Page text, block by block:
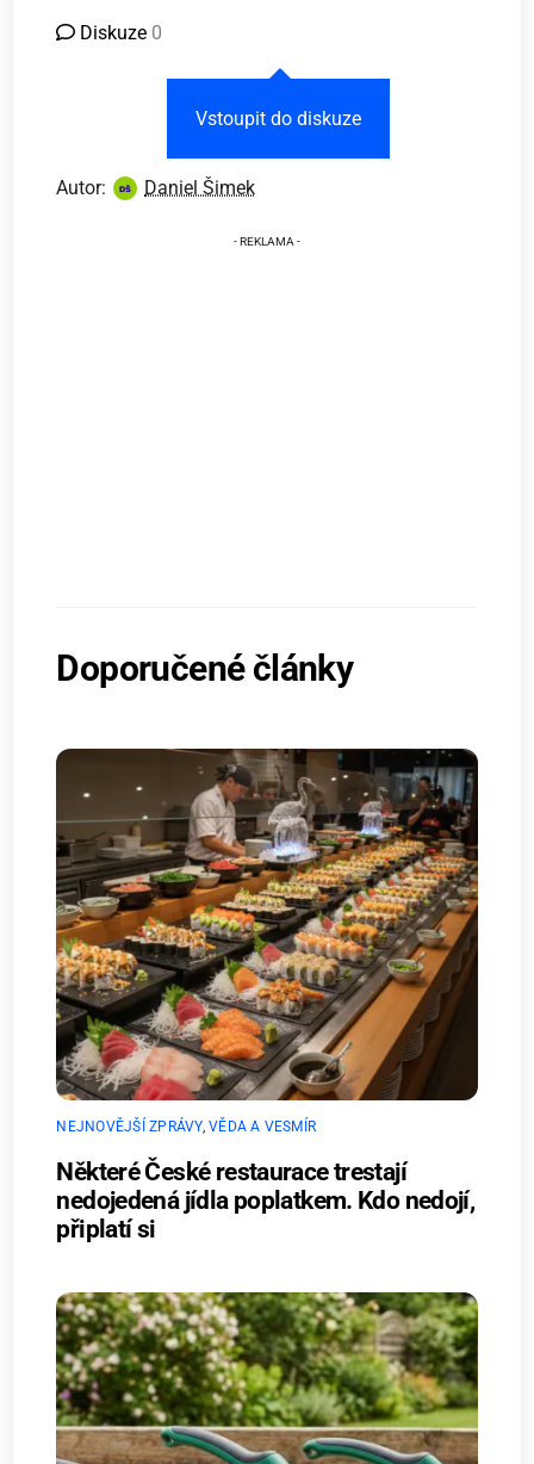
Diskuze 0
Vstoupit do diskuze
Autor: Daniel Šimek
Doporučené články
NEJNOVĚJŠÍ ZPRÁVY,VĚDA A VESMÍR
Některé České restaurace trestají
nedojedená jídla poplatkem. Kdo nedojí,
připlatí si